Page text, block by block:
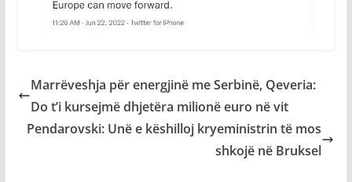
Marrëveshja për energjinë me Serbinë, Qeveria:
Do t’i kursejmë dhjetëra milionë euro në vit
Pendarovski: Unë e këshilloj kryeministrin të mos
shkojë në Bruksel